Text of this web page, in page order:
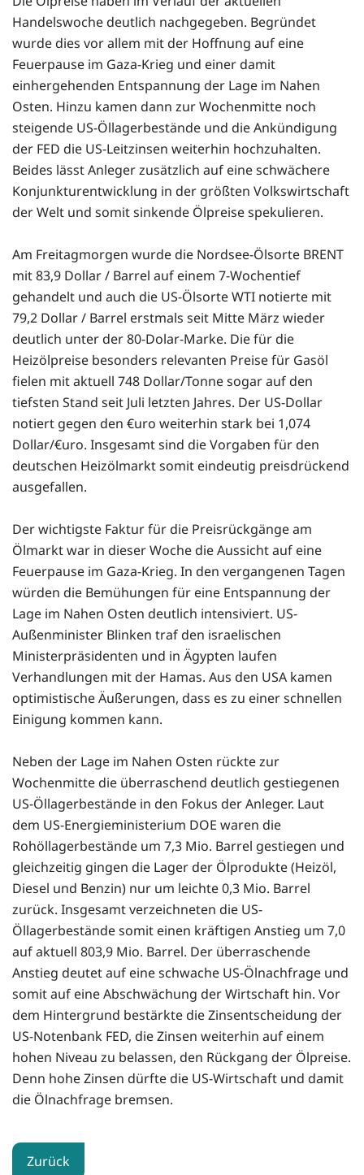
Handelswoche deutlich nachgegeben. Begründet
wurde dies vor allem mit der Hoffnung auf eine
Feuerpause im Gaza-Krieg und einer damit
einhergehenden Entspannung der Lage im Nahen
Osten. Hinzu kamen dann zur Wochenmitte noch
steigende US-Öllagerbestände und die Ankündigung
der FED die US-Leitzinsen weiterhin hochzuhalten.
Beides lässt Anleger zusätzlich auf eine schwächere
Konjunkturentwicklung in der größten Volkswirtschaft
der Welt und somit sinkende Ölpreise spekulieren.
Am Freitagmorgen wurde die Nordsee-Ölsorte BRENT
mit 83,9 Dollar / Barrel auf einem 7-Wochentief
gehandelt und auch die US-Ölsorte WTI notierte mit
79,2 Dollar / Barrel erstmals seit Mitte März wieder
deutlich unter der 80-Dolar-Marke. Die für die
Heizölpreise besonders relevanten Preise für Gasöl
fielen mit aktuell 748 Dollar/Tonne sogar auf den
tiefsten Stand seit Juli letzten Jahres. Der US-Dollar
notiert gegen den €uro weiterhin stark bei 1,074
Dollar/€uro. Insgesamt sind die Vorgaben für den
deutschen Heizölmarkt somit eindeutig preisdrückend
ausgefallen.
Der wichtigste Faktur für die Preisrückgänge am
Ölmarkt war in dieser Woche die Aussicht auf eine
Feuerpause im Gaza-Krieg. In den vergangenen Tagen
würden die Bemühungen für eine Entspannung der
Lage im Nahen Osten deutlich intensiviert. US-
Außenminister Blinken traf den israelischen
Ministerpräsidenten und in Ägypten laufen
Verhandlungen mit der Hamas. Aus den USA kamen
optimistische Äußerungen, dass es zu einer schnellen
Einigung kommen kann.
Neben der Lage im Nahen Osten rückte zur
Wochenmitte die überraschend deutlich gestiegenen
US-Öllagerbestände in den Fokus der Anleger. Laut
dem US-Energieministerium DOE waren die
Rohöllagerbestände um 7,3 Mio. Barrel gestiegen und
gleichzeitig gingen die Lager der Ölprodukte (Heizöl,
Diesel und Benzin) nur um leichte 0,3 Mio. Barrel
zurück. Insgesamt verzeichneten die US-
Öllagerbestände somit einen kräftigen Anstieg um 7,0
auf aktuell 803,9 Mio. Barrel. Der überraschende
Anstieg deutet auf eine schwache US-Ölnachfrage und
somit auf eine Abschwächung der Wirtschaft hin. Vor
dem Hintergrund bestärkte die Zinsentscheidung der
US-Notenbank FED, die Zinsen weiterhin auf einem
hohen Niveau zu belassen, den Rückgang der Ölpreise.
Denn hohe Zinsen dürfte die US-Wirtschaft und damit
die Ölnachfrage bremsen.
Zurück